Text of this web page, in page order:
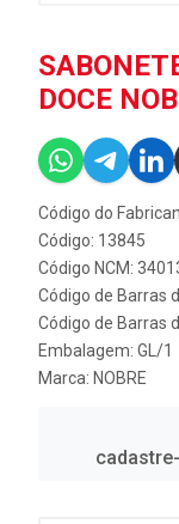
DOCE
Código do
Código: 13845
Código NCM:
Código de Barras
Código de Barras
Embalagem: GL/1
Marca: NOBRE